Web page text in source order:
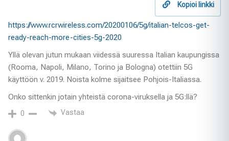
Kopioi linkki
https://www.rcrwireless.com/20200106/5g/italian-telcos-get-
ready-reach-more-cities-5g-2020
Yllä olevan jutun mukaan viidessä suuressa Italian kaupungissa
(Rooma, Napoli, Milano, Torino ja Bologna) otettiin 5G
käyttöön v. 2019. Noista kolme sijaitsee Pohjois-Italiassa.
Onko sittenkin jotain yhteistä corona-viruksella ja 5G:llä?
0 Vastaa